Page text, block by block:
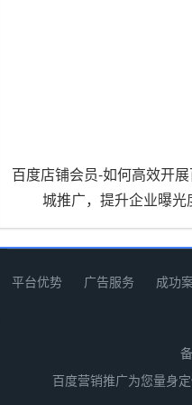
百度店铺会员-如何高效开
城推广，提升企业曝光
平台优势 广告服务 成功
百度营销推广为您量身